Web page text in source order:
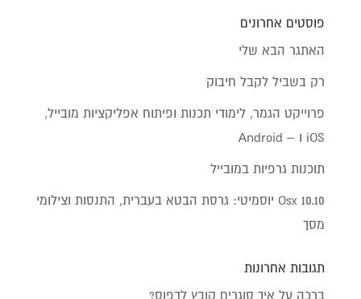
פוסטים אחרונים
האתגר הבא שלי
רק בשביל לקבל חיבוק
פרוייקט הגמר, לימודי תכנות ופיתוח אפליקציות מובייל,
iOS ו – Android
תוכנות גרפיות במובייל
Osx 10.10 יוסמיטי: גרסת הבטא בעברית, התנסות וצילומי
מסך
תגובות אחרונות
ברכה על איך סוגרים קובץ לדפוס?